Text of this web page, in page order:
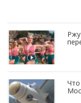
Что